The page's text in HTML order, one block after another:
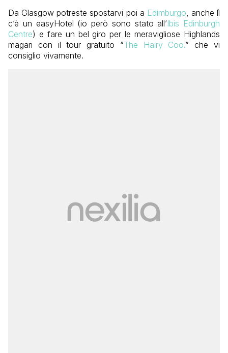
Da Glasgow potreste spostarvi poi a Edimburgo, anche lì
c’è un easyHotel (io però sono stato all’Ibis Edinburgh
Centre) e fare un bel giro per le meravigliose Highlands
magari con il tour gratuito “The Hairy Coo.” che vi
consiglio vivamente.